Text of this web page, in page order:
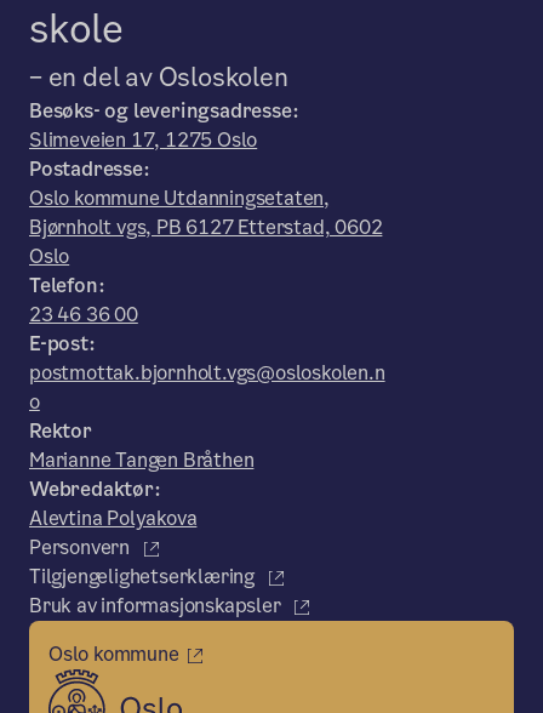
skole
– en del av Osloskolen
Besøks- og leveringsadresse:
Slimeveien 17, 1275 Oslo
Postadresse:
Oslo kommune Utdanningsetaten,
Bjørnholt vgs, PB 6127 Etterstad, 0602
Oslo
Telefon:
23 46 36 00
E-post:
postmottak.bjornholt.vgs@osloskolen.n
o
Rektor
Marianne Tangen Bråthen
Webredaktør:
Alevtina Polyakova
Personvern
Tilgjengelighetserklæring
Bruk av informasjonskapsler
Oslo kommune